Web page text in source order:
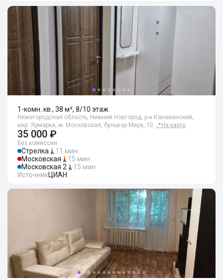
1-комн. кв., 38 м², 8/10 этаж
Нижегородская область, Нижний Новгород, р-н Канавинский,
мкр. Ярмарка, м. Московская, бульвар Мира, 10 📍 На карте
35 000 ₽
Без комиссии
Стрелка
11 мин
Московская
15 мин
Московская 2
15 мин
ИсточникЦИАН